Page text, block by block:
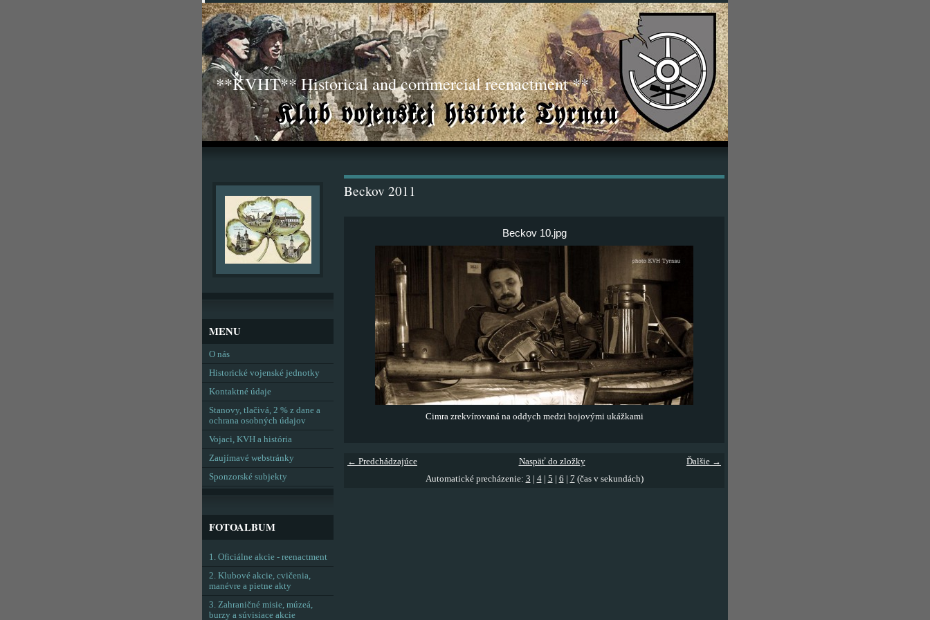
**KVHT** Historical and commercial reenactment **
Beckov 2011
Beckov 10.jpg
Cimra zrekvírovaná na oddych medzi bojovými ukážkami
← Predchádzajúce Ďalšie →
Naspäť do zložky
Automatické precházenie: 3 4| 5 6 7 (čas v sekundách)
MENU
O nás
Historické vojenské jednotky
Kontaktné údaje
Stanovy, tlačivá, 2 % z dane a
ochrana osobných údajov
Vojaci, KVH a história
Zaujímavé webstránky
Sponzorské subjekty
FOTOALBUM
1. Oficiálne akcie - reenactment
2. Klubové akcie, cvičenia,
manévre a pietne akty
3. Zahraničné misie, múzeá,
burzy a súvisiace akcie